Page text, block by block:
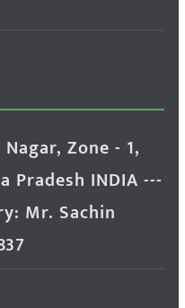
Zone - 1,
Pradesh INDIA ---
Mr. Sachin